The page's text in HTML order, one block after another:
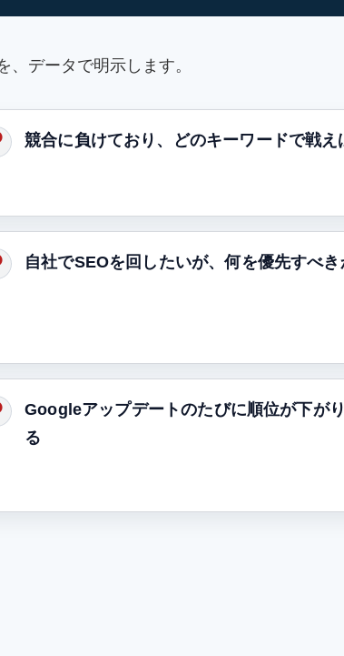
データで明示します。
競合に負けており、どのキーワードで戦
自社でSEOを回したいが、何を優先すべ
Googleアップデートのたびに順位が下が
る